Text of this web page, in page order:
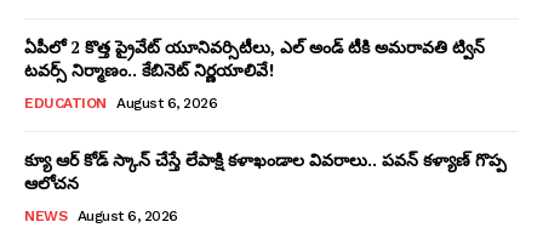
ఏపీలో 2 కొత్త ప్రైవేట్‌ యూనివర్సిటీలు, ఎల్ అండ్ టీకి అమరావతి ట్విన్‌
టవర్స్‌ నిర్మాణం.. కేబినెట్ నిర్ణయాలివే!
EDUCATION August 6, 2026
క్యూ ఆర్ కోడ్ స్కాన్ చేస్తే లేపాక్షి కళాఖండాల వివరాలు.. పవన్ కళ్యాణ్ గొప్ప
ఆలోచన
NEWS August 6, 2026